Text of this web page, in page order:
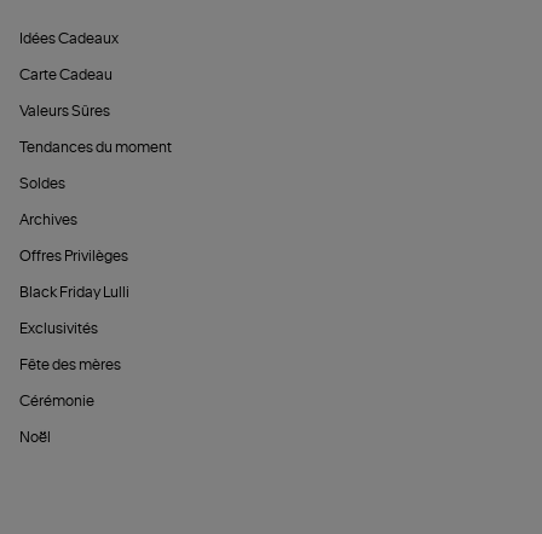
Idées Cadeaux
Carte Cadeau
Valeurs Sûres
Tendances du moment
Soldes
Archives
Offres Privilèges
Black Friday Lulli
Exclusivités
Fête des mères
Cérémonie
Noël